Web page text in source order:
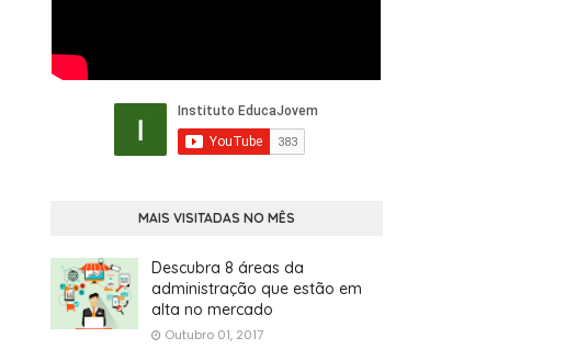
MAIS VISITADAS NO MÊS
Descubra 8 áreas da
administração que estão em
alta no mercado
Outubro 01, 2017